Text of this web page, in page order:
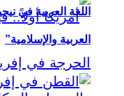
اللغة العربية في
العربية والإسلامية”